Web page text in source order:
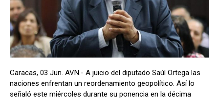
Caracas, 03 Jun. AVN.- A juicio del diputado Saúl Ortega las
naciones enfrentan un reordenamiento geopolítico. Así lo
señaló este miércoles durante su ponencia en la décima